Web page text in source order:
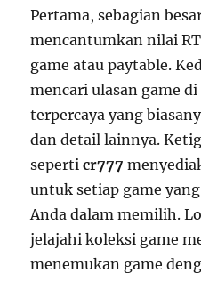
Pertama, sebagian
mencantumkan nilai
game atau paytable.
mencari ulasan game
terpercaya yang
dan detail lainnya.
seperticr777
untuk setiap game
Anda dalam memilih.
jelajahi koleksi game
menemukan game